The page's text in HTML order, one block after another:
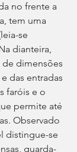
no frente a
tem uma
se
dianteira,
dimensões
das entradas
faróis e o
permite até
Observado
distingue-se
guarda-